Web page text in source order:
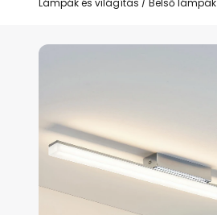
Ugrás
végére